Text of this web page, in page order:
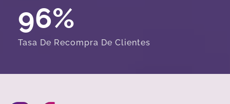
96%
Tasa De Recompra De Clientes